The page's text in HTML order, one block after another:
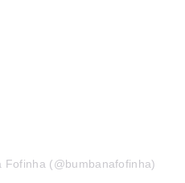
(@bumbanafofinha)